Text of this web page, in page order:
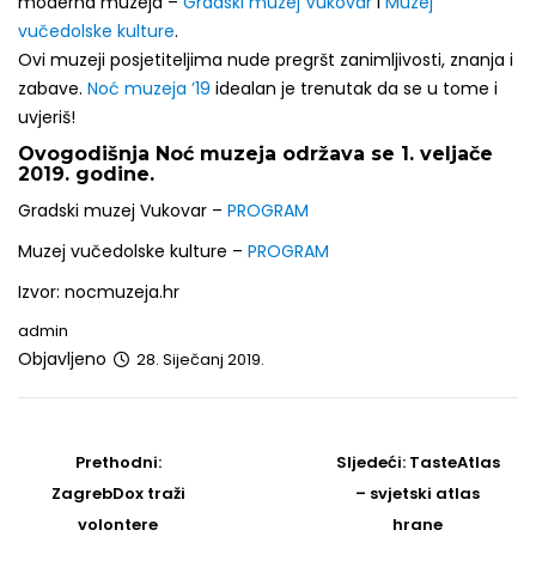
vučedolske kulture.
Ovi muzeji posjetiteljima nude pregršt zanimljivosti, znanja i
zabave. Noć muzeja ’19 idealan je trenutak da se u tome i
uvjeriš!
Ovogodišnja Noć muzeja održava se 1. veljače
2019. godine.
Gradski muzej Vukovar – PROGRAM
Muzej vučedolske kulture – PROGRAM
Izvor: nocmuzeja.hr
admin
Objavljeno 28. Siječanj 2019.
navigation
Prethodni:Prethodni
post
ZagrebDox traži
volontere
Sljedeći: Sljedeći
Post
TasteAtlas
– svjetski atlas
hrane